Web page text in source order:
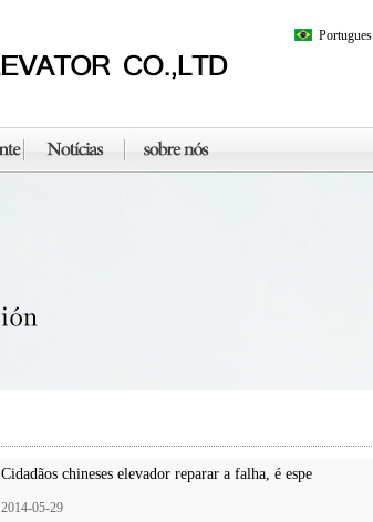
Portugues
Cidadãos chineses elevador reparar a falha, é espe
2014-05-29